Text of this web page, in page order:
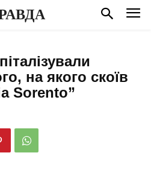
на якого скоїв
Sorento”